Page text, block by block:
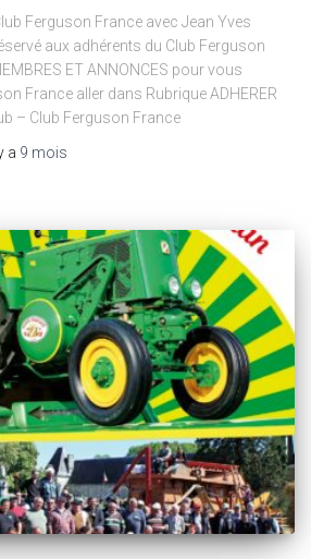
Ferguson France avec Jean Yves
aux adhérents du Club Ferguson
ET ANNONCES pour vous
France aller dans Rubrique ADHERER
– Club Ferguson France
a 9 mois